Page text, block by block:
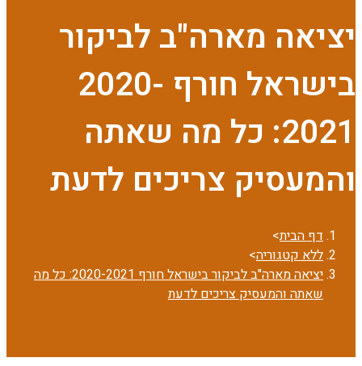
יציאה מארה"ב לביקור
בישראל חורף 2020-
2021: כל מה שאתה
והמעסיק צריכים לדעת
דף הבית>
ללא קטגוריה>
יציאה מארה"ב לביקור בישראל חורף 2020-2021: כל מה
שאתה והמעסיק צריכים לדעת